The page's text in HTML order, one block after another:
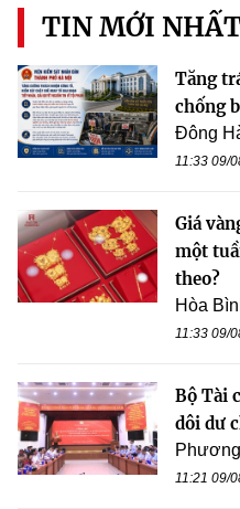
TIN MỚI
Tăng
chống
Đông
11:33 09/
Giá
một
theo?
Hòa
11:33 09/
Bộ Tài
dôi dư
11:21 09/